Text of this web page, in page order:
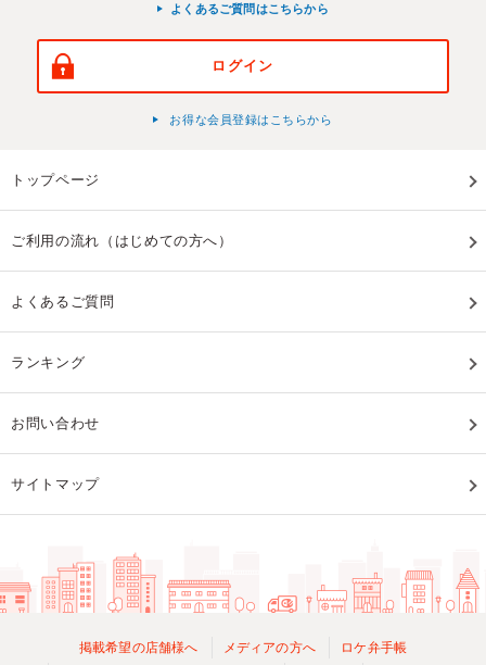
よくあるご質問はこちらから
ログイン
お得な会員登録はこちらから
トップページ
ご利用の流れ（はじめての方へ）
よくあるご質問
ランキング
お問い合わせ
サイトマップ
掲載希望の店舗様へ メディアの方へ ロケ弁手帳